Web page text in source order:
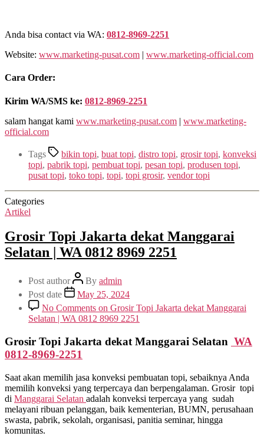
Anda bisa contact via WA: 0812-8969-2251
Website: www.marketing-pusat.com | www.marketing-official.com
Cara Order:
Kirim WA/SMS ke: 0812-8969-2251
salam hangat kami www.marketing-pusat.com | www.marketing-
official.com
Tags bikin topi, buat topi, distro topi, grosir topi, konveksi
topi, pabrik topi, pembuat topi, pesan topi, produsen topi,
pusat topi, toko topi, topi, topi grosir, vendor topi
Categories
Artikel
Grosir Topi Jakarta dekat Manggarai
Selatan | WA 0812 8969 2251
Post author By admin
Post date
May 25, 2024
No Comments on Grosir Topi Jakarta dekat Manggarai
Selatan | WA 0812 8969 2251
Grosir Topi Jakarta dekat Manggarai Selatan WA
0812-8969-2251
Saat akan memilih jasa konveksi pembuatan topi, sebaiknya Anda
memilih konveksi yang terpercaya dan berpengalaman. Grosir topi
di Manggarai Selatan adalah konveksi terpercaya yang sudah
melayani ribuan pelanggan, baik kementerian, BUMN, perusahaan
swasta, pabrik, sekolah, organisasi, panitia seminar, hingga
komunitas.